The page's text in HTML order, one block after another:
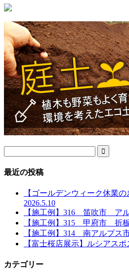

最近の投稿
【ゴールデンウィーク休業の
2026.5.10
【施工例】316 笛吹市 ア
【施工例】315 甲府市 折
【施工例】314 南アルプス
【富士桜店展示】ルシアス
カテゴリー